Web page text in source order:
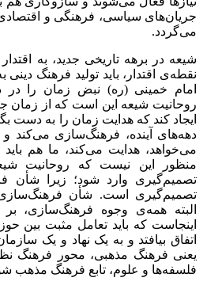
جریان‌های سیاسی، فرهنگی و
می‌گردد.
شیعه در برهه تاریخی جدید، به
نقطه‌ی اقتدار، باید تولید فرهنگ دینی
امام خمینی (ره) نبض زمان را
روحانیت شیعه این است که از زمان
ایجاد کند که هدایت زمان را به دست
دهه‌های آینده، فرهنگ‌سازی می‌کند
می‌خواهد، هدایت می‌کند، ما هم باید
منظور این نیست که روحانیت
تصمیم‌گیری وارد شود؛ زیرا شأن
تصمیم‌گیری است. شأن
البته همه‌ی وجوه فرهنگ‌سازی،
اینجاست که باید تعامل مثبت بین
اتفاق بیافتد و به یک نهاد و یک
یعنی فرهنگ مذهبی، محور فرهنگ
فلسفه‌ها و علوم، تابع فرهنگ مذهب